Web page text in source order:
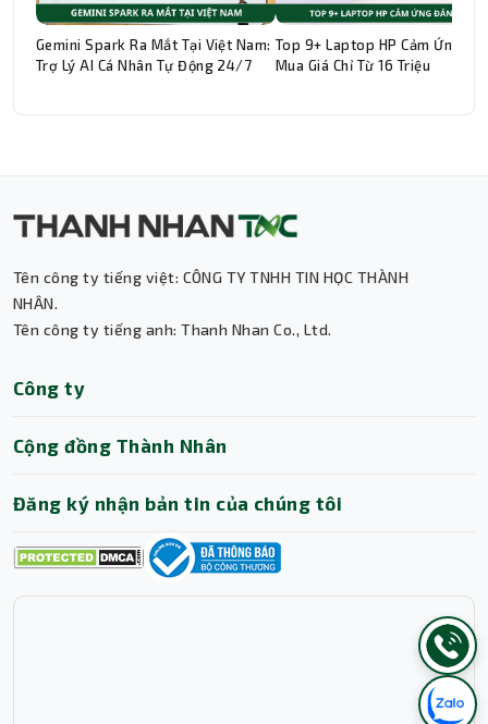
Gemini Spark Ra Mắt Tại Việt Nam:
Trợ Lý AI Cá Nhân Tự Động 24/7
Top 9+ Laptop HP Cảm Ứng
Mua Giá Chỉ Từ 16 Triệu
Tên công ty tiếng việt: CÔNG TY TNHH TIN HỌC THÀNH
NHÂN.
Tên công ty tiếng anh: Thanh Nhan Co., Ltd.
Công ty
Cộng đồng Thành Nhân
Đăng ký nhận bản tin của chúng tôi